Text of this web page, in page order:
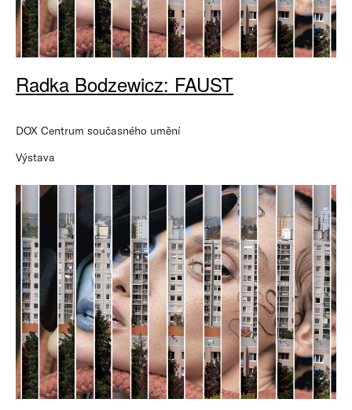
Radka Bodzewicz: FAUST
DOX Centrum současného umění
Výstava